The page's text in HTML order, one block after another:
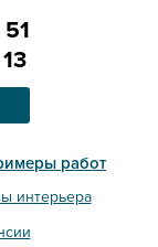
работ
интерьера